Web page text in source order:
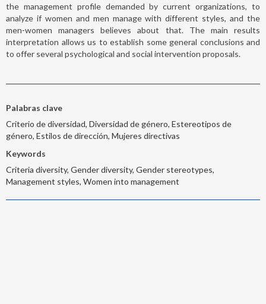
the management profile demanded by current organizations, to
analyze if women and men manage with different styles, and the
men-women managers believes about that. The main results
interpretation allows us to establish some general conclusions and
to offer several psychological and social intervention proposals.
Palabras clave
Criterio de diversidad, Diversidad de género, Estereotipos de
género, Estilos de dirección, Mujeres directivas
Keywords
Criteria diversity, Gender diversity, Gender stereotypes,
Management styles, Women into management